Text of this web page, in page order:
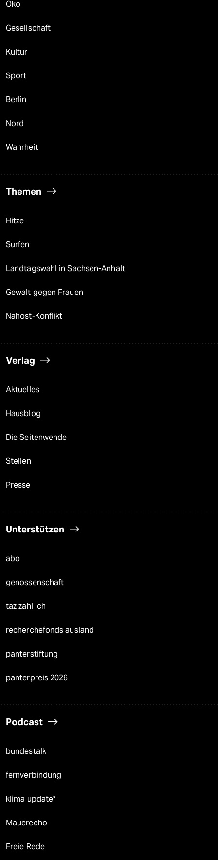
Öko
Gesellschaft
Kultur
Sport
Berlin
Nord
Wahrheit
Themen
Hitze
Surfen
Landtagswahl in Sachsen-Anhalt
Gewalt gegen Frauen
Nahost-Konflikt
Verlag
Aktuelles
Hausblog
Die Seitenwende
Stellen
Presse
Unterstützen
abo
genossenschaft
taz zahl ich
recherchefonds ausland
panterstiftung
panterpreis 2026
Podcast
bundestalk
fernverbindung
klima update°
Mauerecho
Freie Rede